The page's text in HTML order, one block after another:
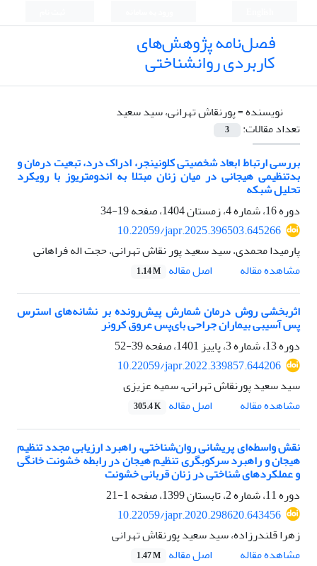
فصل‌نامه پژوهش‌های
کاربردی روانشناختی
نویسنده =پورنقاش تهرانی، سید سعید
تعداد مقالات:
3
بررسی ارتباط ابعاد شخصیتی کلونینجر، ادراک درد، تبعیت درمان و
بدتنظیمی هیجانی در میان زنان مبتلا به اندومتریوز با رویکرد
تحلیل شبکه
دوره 16، شماره 4، زمستان 1404، صفحه
19-34
10.22059/japr.2025.396503.645266
پارمیدا محمدی، سید سعید پور نقاش تهرانی، حجت اله فراهانی
مشاهده مقاله
اصل مقاله 1.14 M
اثربخشی روش درمان شمارش پیش‌رونده بر نشانه‌های استرس
پس آسیبی بیماران جراحی بای‌پس عروق کرونر
دوره 13، شماره 3، پاییز 1401، صفحه
39-52
10.22059/japr.2022.339857.644206
سید سعید پورنقاش تهرانی، سمیه عزیزی
مشاهده مقاله
اصل مقاله 305.4 K
نقش واسطه‌ای پریشانی روان‌شناختی، راهبرد ارزیابی مجدد تنظیم
هیجان و راهبرد سرکوبگری تنظیم هیجان در رابطه خشونت خانگی
و عملکردهای شناختی در زنان قربانی خشونت
دوره 11، شماره 2، تابستان 1399، صفحه
1-21
10.22059/japr.2020.298620.643456
زهرا قلندرزاده، سید سعید پورنقاش تهرانی
مشاهده مقاله
اصل مقاله 1.47 M